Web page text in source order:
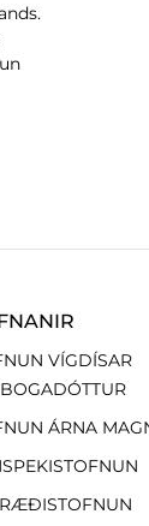
VÍGDÍSAR
ÁRNA